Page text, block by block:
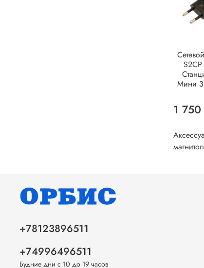
Мини
1
+78123896511
+74996496511
Будние дни с 10 до 19 часов